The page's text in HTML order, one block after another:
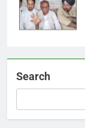
Search